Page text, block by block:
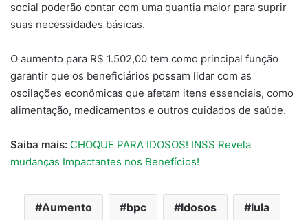
social poderão contar com uma quantia maior para suprir
suas necessidades básicas.
O aumento para R$ 1.502,00 tem como principal função
garantir que os beneficiários possam lidar com as
oscilações econômicas que afetam itens essenciais, como
alimentação, medicamentos e outros cuidados de saúde.
Saiba mais: CHOQUE PARA IDOSOS! INSS Revela
mudanças Impactantes nos Benefícios!
Aumento bpc Idosos lula